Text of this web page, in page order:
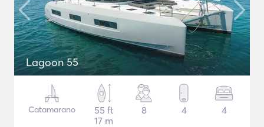
Lagoon 55
Catamarano
55 ft
17 m
8 4 4